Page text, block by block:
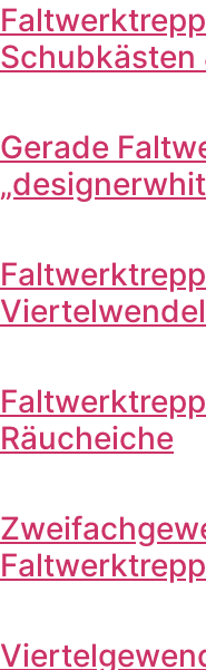
Schubkästen
Gerade
Räucheiche